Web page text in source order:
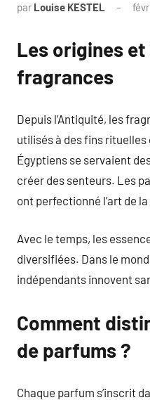
par Louise KESTEL
Les origines et
fragrances
Depuis l’Antiquité, les
utilisés à des fins
Égyptiens se servaient
créer des senteurs. Les
ont perfectionné l’art de
Avec le temps, les
diversifiées. Dans le
indépendants innovent
Comment
de parfums ?
Chaque parfum s’inscrit